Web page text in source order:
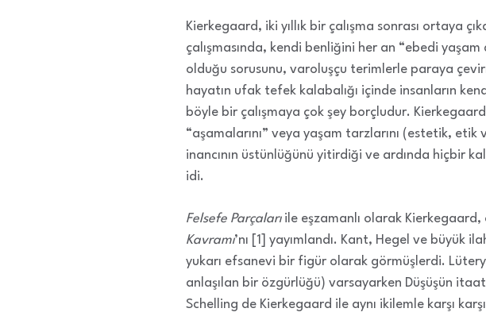
Kierkegaard, iki yıllık bir çalışma sonrası ortaya
çalışmasında, kendi benliğini her an “ebedi
olduğu sorusunu, varoluşçu terimlerle paraya
hayatın ufak tefek kalabalığı içinde insanların
böyle bir çalışmaya çok şey borçludur.
“aşamalarını” veya yaşam tarzlarını (estetik,
inancının üstünlüğünü yitirdiği ve ardında hiçbir
idi.
Felsefe Parçalarıile eşzamanlı olarak
Kavramı’nı [1] yayımlandı. Kant, Hegel ve büyük
yukarı efsanevi bir figür olarak görmüşlerdi.
anlaşılan bir özgürlüğü) varsayarken Düşüşün
Schelling de Kierkegaard ile aynı ikilemle karşı